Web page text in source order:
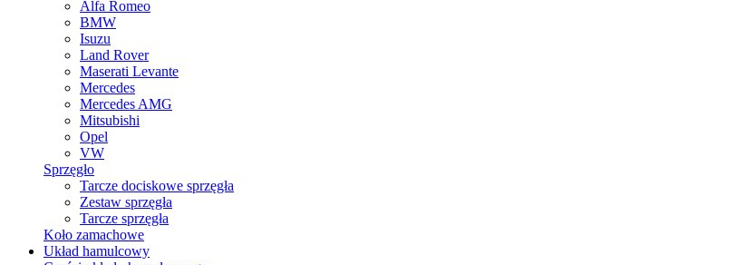
Alfa Romeo
BMW
Isuzu
Land Rover
Maserati Levante
Mercedes
Mercedes AMG
Mitsubishi
Opel
VW
Sprzęgło
Tarcze dociskowe sprzęgła
Zestaw sprzęgła
Tarcze sprzęgła
Koło zamachowe
Układ hamulcowy